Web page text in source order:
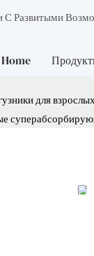
С Развитыми
Home
для